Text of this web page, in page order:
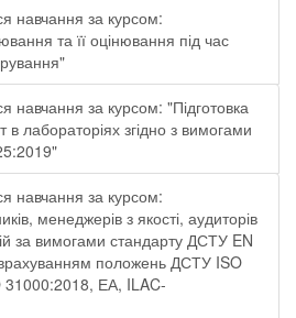
навчання за курсом:
та її оцінювання під час
навчання за курсом: "Підготовка
в лабораторіях згідно з вимогами
навчання за курсом:
менеджерів з якості, аудиторів
за вимогами стандарту ДСТУ EN
положень ДСТУ ISO
ЕА, ILAC-